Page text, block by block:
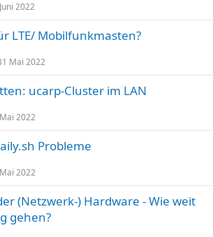
2022
LTE/ Mobilfunkmasten?
Mai 2022
ucarp-Cluster im LAN
2022
Probleme
2022
(Netzwerk-) Hardware - Wie weit
gehen?